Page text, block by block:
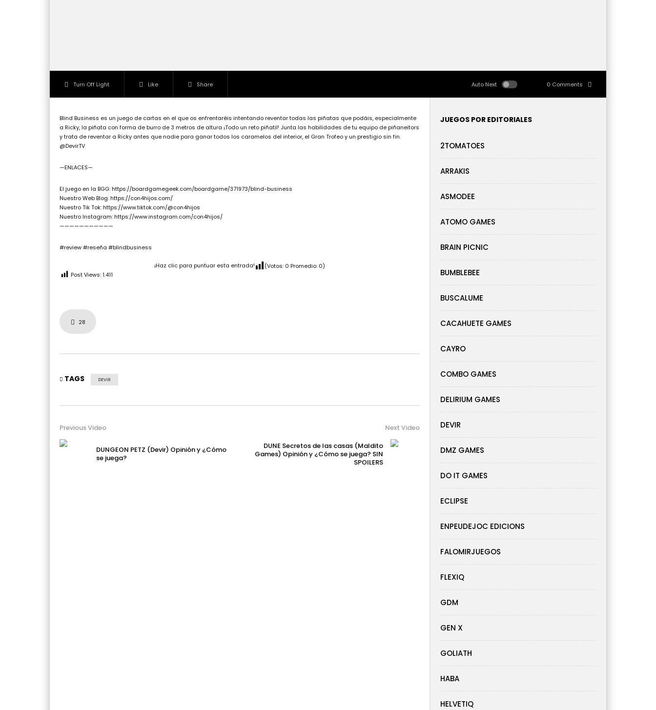
Turn Off Light Like Share Auto Next 0 Comments
Blind Business es un juego de cartas en el que os enfrentaréis intentando reventar todas las piñatas que podáis, especialmente
a Ricky, la piñata con forma de burro de 3 metros de altura ¡Todo un reto piñatil! Junta las habilidades de tu equipo de piñaneitors
y trata de reventar a Ricky antes que nadie para ganar todos los caramelos del interior, el Gran Trofeo y un prestigio sin fin.
@DevirTV
—ENLACES—
El juego en la BGG: https://boardgamegeek.com/boardgame/371973/blind-business
Nuestro Web Blog: https://con4hijos.com/
Nuestro Tik Tok: https://www.tiktok.com/@con4hijos
Nuestro Instagram: https://www.instagram.com/con4hijos/
———————————
#review #reseña #blindbusiness
¡Haz clic para puntuar esta entrada! (Votos: 0 Promedio: 0)
Post Views:1.411
28
TAGS DEVIR
Previous Video
DUNGEON PETZ (Devir) Opinión y ¿Cómo
se juega?
Next Video
DUNE Secretos de las casas (Maldito
Games) Opinión y ¿Cómo se juega? SIN
SPOILERS
JUEGOS POR EDITORIALES
2TOMATOES
ARRAKIS
ASMODEE
ATOMO GAMES
BRAIN PICNIC
BUMBLEBEE
BUSCALUME
CACAHUETE GAMES
CAYRO
COMBO GAMES
DELIRIUM GAMES
DEVIR
DMZ GAMES
DO IT GAMES
ECLIPSE
ENPEUDEJOC EDICIONS
FALOMIRJUEGOS
FLEXIQ
GDM
GEN X
GOLIATH
HABA
HELVETIQ